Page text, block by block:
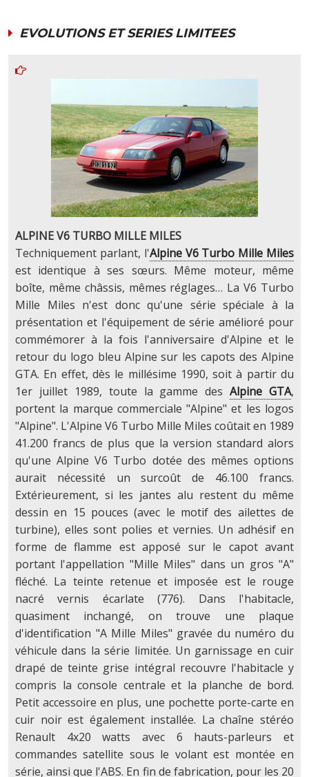
EVOLUTIONS ET SERIES LIMITEES
ALPINE V6 TURBO MILLE MILES
Techniquement parlant, l'Alpine V6 Turbo Mille Miles
est identique à ses sœurs. Même moteur, même
boîte, même châssis, mêmes réglages… La V6 Turbo
Mille Miles n'est donc qu'une série spéciale à la
présentation et l'équipement de série amélioré pour
commémorer à la fois l'anniversaire d'Alpine et le
retour du logo bleu Alpine sur les capots des Alpine
GTA. En effet, dès le millésime 1990, soit à partir du
1er juillet 1989, toute la gamme desAlpine GTA,
portent la marque commerciale "Alpine" et les logos
"Alpine". L'Alpine V6 Turbo Mille Miles coûtait en 1989
41.200 francs de plus que la version standard alors
qu'une Alpine V6 Turbo dotée des mêmes options
aurait nécessité un surcoût de 46.100 francs.
Extérieurement, si les jantes alu restent du même
dessin en 15 pouces (avec le motif des ailettes de
turbine), elles sont polies et vernies. Un adhésif en
forme de flamme est apposé sur le capot avant
portant l'appellation "Mille Miles" dans un gros "A"
fléché. La teinte retenue et imposée est le rouge
nacré vernis écarlate (776). Dans l'habitacle,
quasiment inchangé, on trouve une plaque
d'identification "A Mille Miles" gravée du numéro du
véhicule dans la série limitée. Un garnissage en cuir
drapé de teinte grise intégral recouvre l'habitacle y
compris la console centrale et la planche de bord.
Petit accessoire en plus, une pochette porte-carte en
cuir noir est également installée. La chaîne stéréo
Renault 4x20 watts avec 6 hauts-parleurs et
commandes satellite sous le volant est montée en
série, ainsi que l'ABS. En fin de fabrication, pour les 20